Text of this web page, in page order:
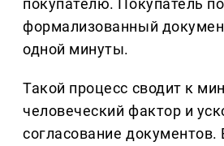
покупателю. Покупатель
формализованный
одной минуты.
Такой процесс сводит к
человеческий фактор и
согласование документов.